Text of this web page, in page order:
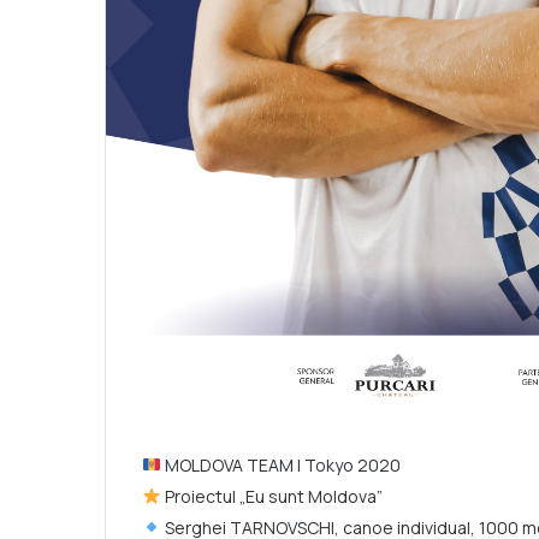
MOLDOVA TEAM | Tokyo 2020
Proiectul „Eu sunt Moldova”
Serghei TARNOVSCHI, canoe individual, 1000